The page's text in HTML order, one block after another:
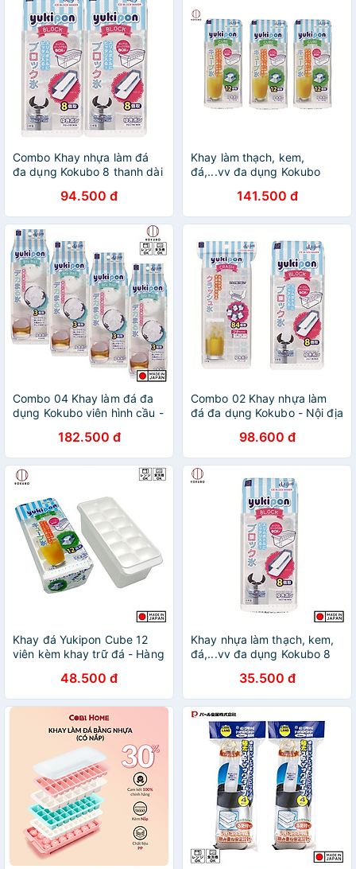
Combo Khay nhựa làm đá
đa dụng Kokubo 8 thanh dài
94.500 đ
Khay làm thạch, kem,
đá,...vv đa dụng Kokubo
141.500 đ
Combo 04 Khay làm đá đa
dụng Kokubo viên hình cầu -
182.500 đ
Combo 02 Khay nhựa làm
đá đa dụng Kokubo - Nội địa
dài + 01 khay 84 viên mini)
98.600 đ
Khay đá Yukipon Cube 12
viên kèm khay trữ đá - Hàng
48.500 đ
Khay nhựa làm thạch, kem,
đá,...vv đa dụng Kokubo 8
35.500 đ